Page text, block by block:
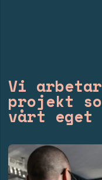
Vi
projekt
vårt eget